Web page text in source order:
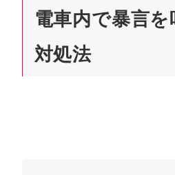
電車内で暴言
対処法